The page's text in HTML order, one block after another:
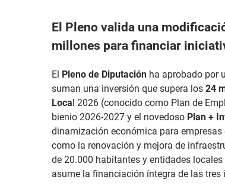
El Pleno valida una
millones para financiar
El Pleno de Diputación ha aprobado por
suman una inversión que supera los 24
Local 2026 (conocido como Plan de
bienio 2026-2027 y el novedoso Plan +
dinamización económica para
como la renovación y mejora de
de 20.000 habitantes y entidades
asume la financiación íntegra de las tres